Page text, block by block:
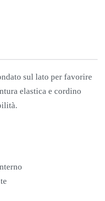
sul lato per favorire
elastica e cordino